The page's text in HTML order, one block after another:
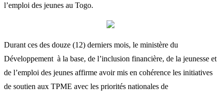
l’emploi des jeunes au Togo.
Durant ces des douze (12) derniers mois, le ministère du
Développement à la base, de l’inclusion financière, de la jeunesse et
de l’emploi des jeunes affirme avoir mis en cohérence les initiatives
de soutien aux TPME avec les priorités nationales de